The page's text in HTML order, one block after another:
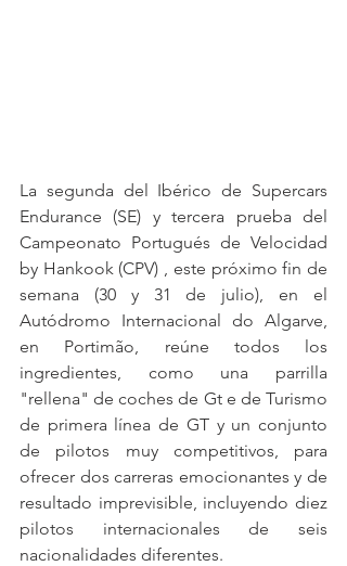
La segunda del Ibérico de Supercars
Endurance (SE) y tercera prueba del
Campeonato Portugués de Velocidad
by Hankook (CPV) , este próximo fin de
semana (30 y 31 de julio), en el
Autódromo Internacional do Algarve,
en Portimão, reúne todos los
ingredientes, como una parrilla
"rellena" de coches de Gt e de Turismo
de primera línea de GT y un conjunto
de pilotos muy competitivos, para
ofrecer dos carreras emocionantes y de
resultado imprevisible, incluyendo diez
pilotos internacionales de seis
nacionalidades diferentes.